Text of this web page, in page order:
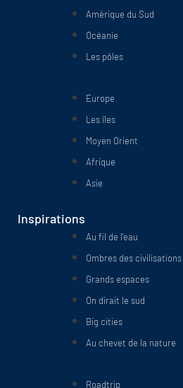
Amérique du Sud
Océanie
Les pôles
Europe
Les îles
Moyen Orient
Afrique
Asie
Inspirations
Au fil de l'eau
Ombres des civilisations
Grands espaces
On dirait le sud
Big cities
Au chevet de la nature
Roadtrip